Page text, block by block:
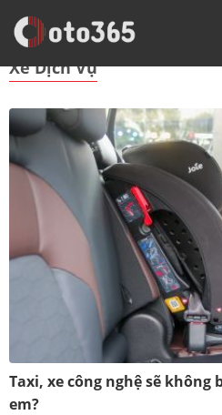
Trang Chủ Xe Dịch Vụ
Xe Dịch Vụ
Taxi, xe công nghệ sẽ
em?